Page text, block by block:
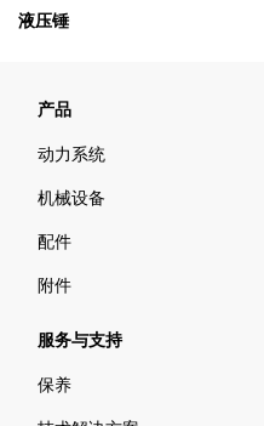
液压锤
产品
动力系统
机械设备
配件
附件
服务与支持
保养